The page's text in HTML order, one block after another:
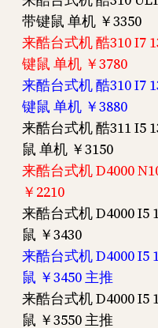
带键鼠 单机 ￥3350
来酷台式机 酷310 I7
键鼠 单机 ￥3780
来酷台式机 酷310 I7
键鼠 单机 ￥3880
来酷台式机 酷311 I5
鼠 单机 ￥3150
来酷台式机 D4000
￥2210
来酷台式机 D4000 I5
鼠 ￥3430
来酷台式机 D4000 I5
鼠 ￥3450 主推
来酷台式机 D4000 I5
鼠 ￥3550 主推